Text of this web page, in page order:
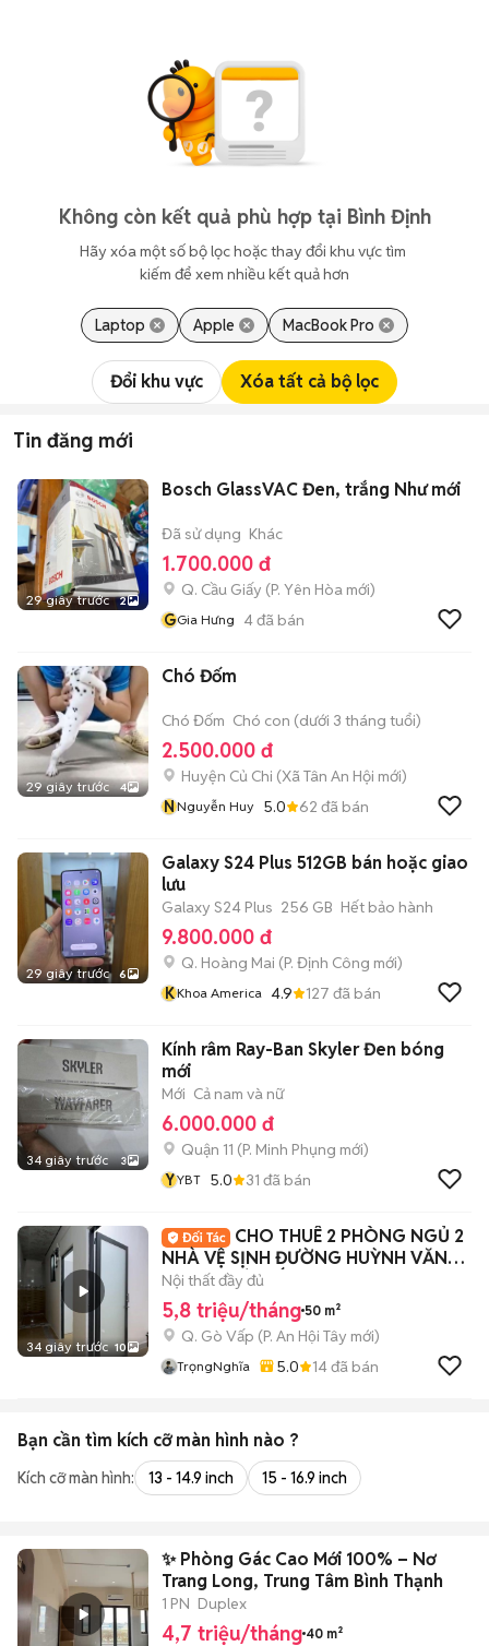
Không còn kết quả phù hợp tại Bình Định
Hãy xóa một số bộ lọc hoặc thay đổi khu vực tìm
kiếm để xem nhiều kết quả hơn
Laptop Apple MacBook Pro
Đổi khu vực Xóa tất cả bộ lọc
Tin đăng mới
29 giây trước 2
Bosch GlassVAC Đen, trắng Như mới
Đã sử dụng Khác
1.700.000 đ
Q. Cầu Giấy (P. Yên Hòa mới)
GGia Hưng 4đã bán
29 giây trước 4
Chó Đốm
Chó Đốm Chó con (dưới 3 tháng tuổi)
2.500.000 đ
Huyện Củ Chi (Xã Tân An Hội mới)
NNguyễn Huy 5.0 62 đã bán
29 giây trước 6
Galaxy S24 Plus 512GB bán hoặc giao
lưu
Galaxy S24 Plus 256 GB Hết bảo hành
9.800.000 đ
Q. Hoàng Mai (P. Định Công mới)
KKhoa America 4.9 127 đã bán
34 giây trước 3
Kính râm Ray-Ban Skyler Đen bóng
mới
Mới Cả nam và nữ
6.000.000 đ
Quận 11 (P. Minh Phụng mới)
YYBT 5.0 31 đã bán
34 giây trước 10
CHO THUÊ 2 PHÒNG NGỦ 2
NHÀ VỆ SỊNH ĐƯỜNG HUỲNH VĂN
NGHỆ - GÒ VẤP
Nội thất đầy đủ
5,8 triệu/tháng 50 m²
Q. Gò Vấp (P. An Hội Tây mới)
TrọngNghĩa 5.0 14đã bán
Bạn cần tìm kích cỡ màn hình nào ?
Kích cỡ màn hình: 13 - 14.9 inch 15 - 16.9 inch
✨ Phòng Gác Cao Mới 100% – Nơ
Trang Long, Trung Tâm Bình Thạnh
1 PN Duplex
4,7 triệu/tháng 40 m²